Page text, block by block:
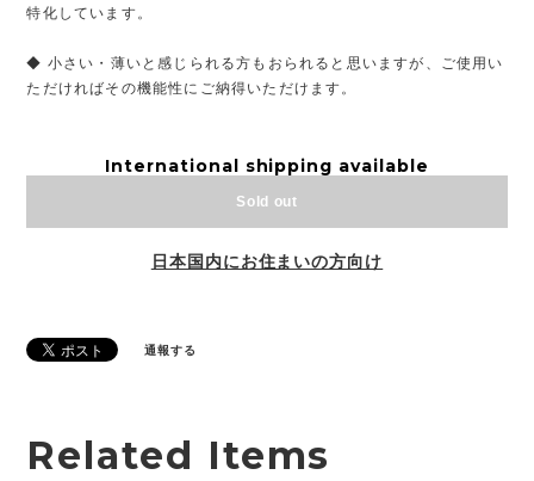
特化しています。
◆ 小さい・薄いと感じられる方もおられると思いますが、ご使用い
ただければその機能性にご納得いただけます。
International shipping available
Sold out
日本国内にお住まいの方向け
通報する
Related Items